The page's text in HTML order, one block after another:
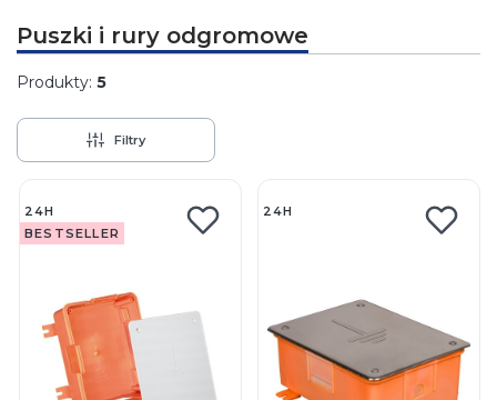
Puszki i rury odgromowe
Produkty: 5
Filtry
24H
BESTSELLER
24H